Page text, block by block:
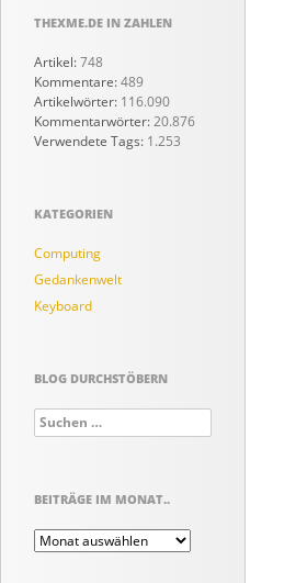
THEXME.DE IN ZAHLEN
Artikel:748
Kommentare:489
Artikelwörter: 116.090
Kommentarwörter:20.876
Verwendete Tags: 1.253
KATEGORIEN
Computing
Gedankenwelt
Keyboard
BLOG DURCHSTÖBERN
Suchen
nach:
BEITRÄGE IM MONAT..
Beiträge
im